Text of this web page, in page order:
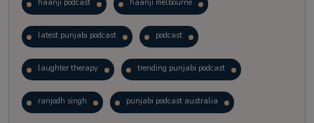
haanji podcast haanji melbourne
latest punjabi podcast podcast
laughter therapy trending punjabi podcast
ranjodh singh punjabi podcast australia